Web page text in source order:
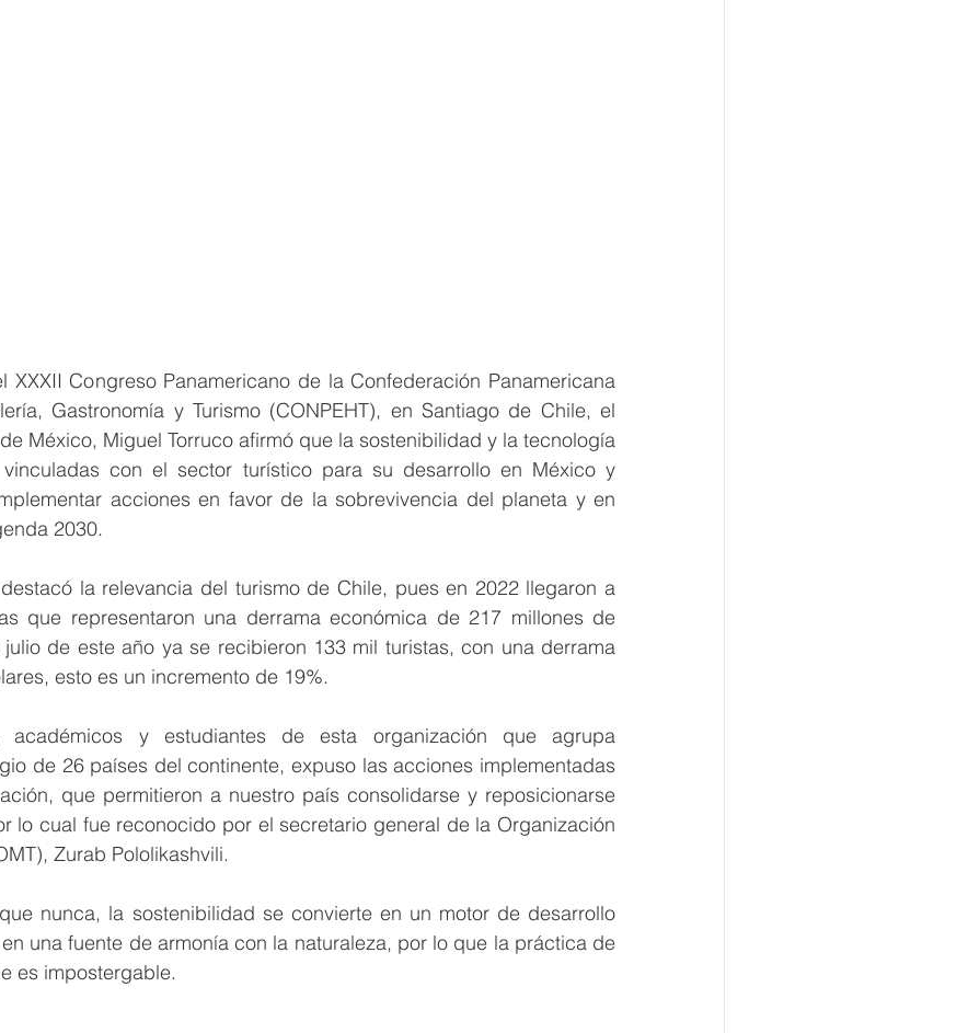
XXXII Congreso Panamericano de la Confederación Panamericana
Gastronomía y Turismo (CONPEHT), en Santiago de Chile, el
México, Miguel Torruco afirmó que la sostenibilidad y la tecnología
vinculadas con el sector turístico para su desarrollo en México y
acciones en favor de la sobrevivencia del planeta y en
2030.
la relevancia del turismo de Chile, pues en 2022 llegaron a
que representaron una derrama económica de 217 millones de
de este año ya se recibieron 133 mil turistas, con una derrama
esto es un incremento de 19%.
académicos y estudiantes de esta organización que agrupa
de 26 países del continente, expuso las acciones implementadas
que permitieron a nuestro país consolidarse y reposicionarse
lo cual fue reconocido por el secretario general de la Organización
Zurab Pololikashvili.
nunca, la sostenibilidad se convierte en un motor de desarrollo
una fuente de armonía con la naturaleza, por lo que la práctica de
es impostergable.